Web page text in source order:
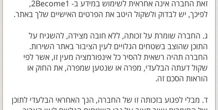
זאת החברה אינה אחראית לשימוש במידע ב- 2Become1,
לפיכך, יש לבדוק ולשקול היטב את הפרטים האישיים שלך באתר.
ג. החברה שומרת על זכותה, ללא חובה מצידה, להשגיח על
התוכן שהוצב בשטחים הגלויים לעין הציבור באתר השירות.
החברה תהיה רשאית להסיר כל אינפורמציה מעין זו, אשר לפי
שקול דעתה הבלעדי, מפרה או שנטען שמפרה, את החוק או
הוראות הסכם זה.
ד. מבלי לפגוע בזכותה זו של החברה, הנך האחראי הבלעדי לתוכן